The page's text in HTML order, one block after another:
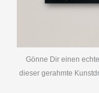
Gönne Dir einen
dieser gerahmte